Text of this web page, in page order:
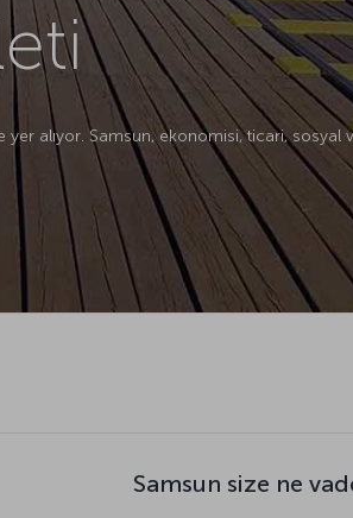
alıyor. Samsun, ekonomisi, ticari, sosyal
Samsun size ne